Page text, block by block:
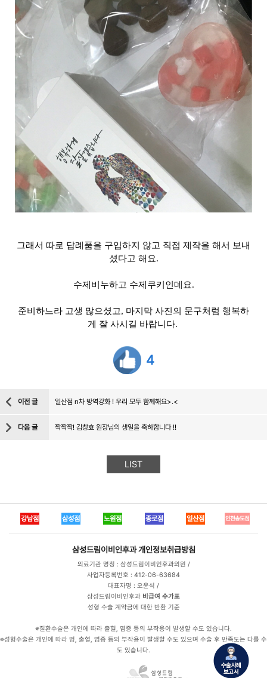
그래서 따로 답례품을 구입하지 않고 직접 제작을 해서 보내
셨다고 해요.
수제비누하고 수제쿠키인데요.
준비하느라 고생 많으셨고, 마지막 사진의 문구처럼 행복하
게 잘 사시길 바랍니다.
4
이전 글 일산점 n차 방역강화 ! 우리 모두 함께해요>.<
다음 글 짝짝짝! 김창효 원장님의 생일을 축하합니다 !!
LIST
강남점 삼성점 노원점 종로점 일산점 인천송도점
삼성드림이비인후과 개인정보취급방침
의료기관 명칭 : 삼성드림이비인후과의원 /
사업자등록번호 : 412-06-63684
대표자명 : 오윤석 /
삼성드림이비인후과 비급여 수가표
성형 수술 계약금에 대한 반환 기준
※질환수술은 개인에 따라 출혈, 염증 등의 부작용이 발생할 수도 있습니다.
※성형수술은 개인에 따라 멍, 출혈, 염증 등의 부작용이 발생할 수도 있으며 수술 후 만족도는 다를 수
도 있습니다.